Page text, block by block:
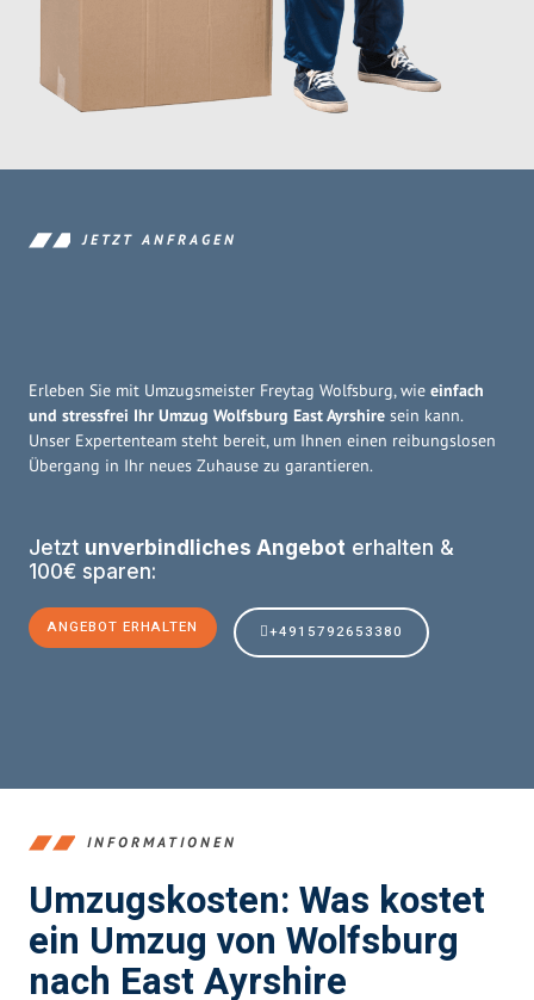
JETZT ANFRAGEN
Erleben Sie mit Umzugsmeister Freytag Wolfsburg, wie einfach
und stressfrei Ihr Umzug Wolfsburg East Ayrshire sein kann.
Unser Expertenteam steht bereit, um Ihnen einen reibungslosen
Übergang in Ihr neues Zuhause zu garantieren.
Jetzt unverbindliches Angebot erhalten &
100€ sparen:
ANGEBOT ERHALTEN +4915792653380
INFORMATIONEN
Umzugskosten: Was kostet
ein Umzug von Wolfsburg
nach East Ayrshire